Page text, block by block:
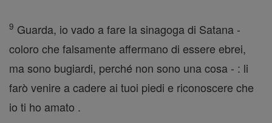
9 Guarda, io vado a fare la sinagoga di Satana -
coloro che falsamente affermano di essere ebrei,
ma sono bugiardi, perché non sono una cosa - : li
farò venire a cadere ai tuoi piedi e riconoscere che
io ti ho amato .